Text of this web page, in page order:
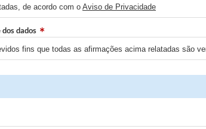
de acordo com oAviso de Privacidade
dados
fins que todas as afirmações acima relatadas são